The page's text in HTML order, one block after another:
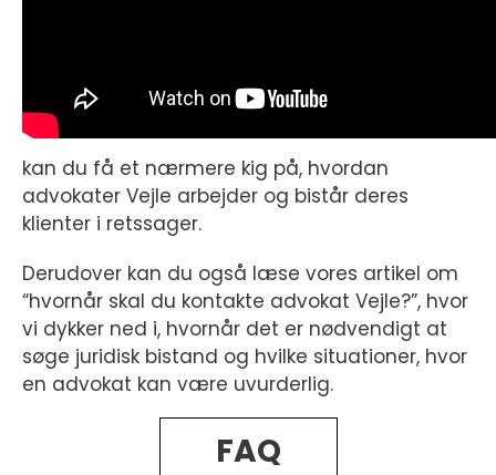
kan du få et nærmere kig på, hvordan
advokater Vejle arbejder og bistår deres
klienter i retssager.
Derudover kan du også læse vores artikel om
“hvornår skal du kontakte advokat Vejle?”, hvor
vi dykker ned i, hvornår det er nødvendigt at
søge juridisk bistand og hvilke situationer, hvor
en advokat kan være uvurderlig.
FAQ